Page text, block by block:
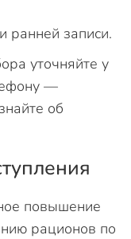
ранней записи.
уточняйте у
—
об
повышение
рационов по